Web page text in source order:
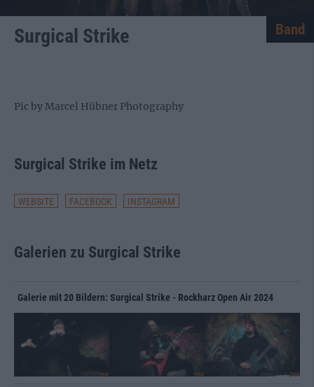
Surgical Strike Band
Pic by Marcel Hübner Photography
Surgical Strike im Netz
WEBSITE FACEBOOK INSTAGRAM
Galerien zu Surgical Strike
Galerie mit 20 Bildern: Surgical Strike - Rockharz Open Air 2024